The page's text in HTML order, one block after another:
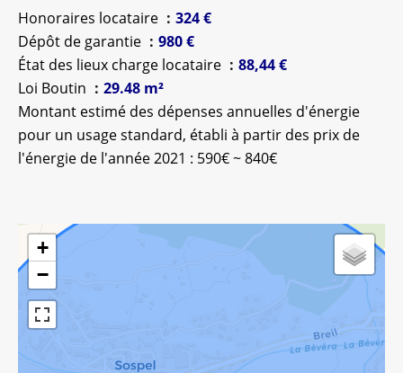
Honoraires locataire
324 €
Dépôt de garantie
980 €
État des lieux charge locataire
88,44 €
Loi Boutin
29.48 m²
Montant estimé des dépenses annuelles d'énergie
pour un usage standard, établi à partir des prix de
l'énergie de l'année 2021 : 590€ ~ 840€
+
−